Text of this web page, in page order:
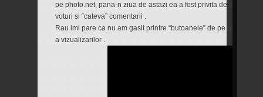
pe photo.net, pana-n ziua de astazi ea a fost privita de 625635
voturi si “cateva” comentarii .
Rau imi pare ca nu am gasit printre “butoanele” de pe photo.net
a vizualizarilor .